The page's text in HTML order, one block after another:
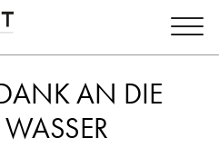
AN DIE